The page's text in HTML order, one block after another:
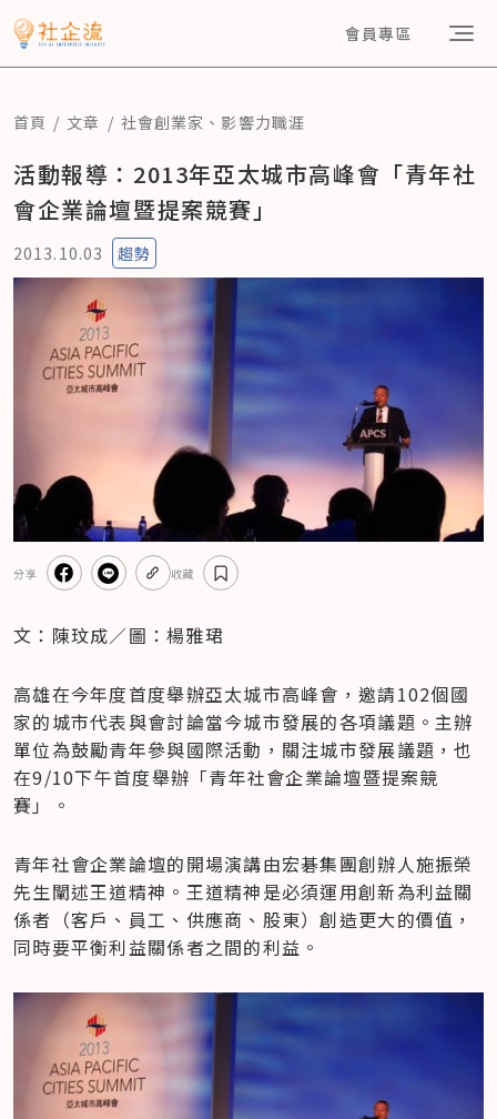
會員專區
首頁 文章 社會創業家 、 影響力職涯
活動報導：2013年亞太城市高峰會「青年社
會企業論壇暨提案競賽」
2013.10.03 趨勢
分享 收藏
文：陳玟成／圖：楊雅珺
高雄在今年度首度舉辦亞太城市高峰會，邀請102個國
家的城市代表與會討論當今城市發展的各項議題。主辦
單位為鼓勵青年參與國際活動，關注城市發展議題，也
在9/10下午首度舉辦「青年社會企業論壇暨提案競
賽」。
青年社會企業論壇的開場演講由宏碁集團創辦人施振榮
先生闡述王道精神。王道精神是必須運用創新為利益關
係者（客戶、員工、供應商、股東）創造更大的價值，
同時要平衡利益關係者之間的利益。